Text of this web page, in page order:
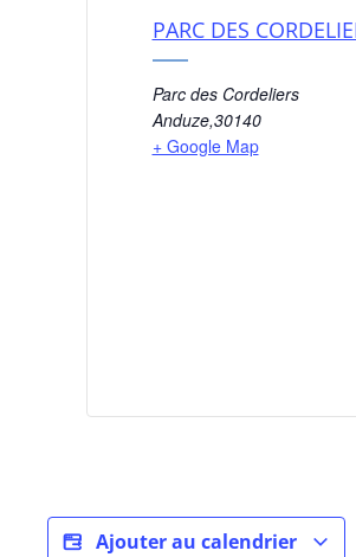
PARC DES
Parc des Cordeliers
Anduze,30140
+ Google Map
Ajouter au calendrier